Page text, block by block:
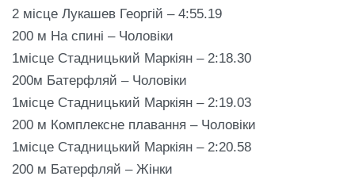
2 місце Лукашев Георгій – 4:55.19
200 м На спині – Чоловіки
1місце Стадницький Маркіян – 2:18.30
200м Батерфляй – Чоловіки
1місце Стадницький Маркіян – 2:19.03
200 м Комплексне плавання – Чоловіки
1місце Стадницький Маркіян – 2:20.58
200 м Батерфляй – Жінки